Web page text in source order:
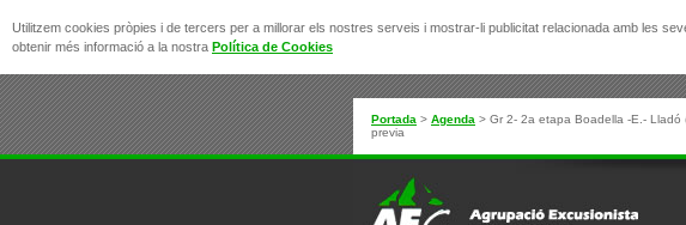
Utilitzem cookies pròpies i de tercers per a millorar els nostres serveis i mostrar-li publicitat relacionada amb les
obtenir més informació a la nostra Política de Cookies
Portada > Agenda > Gr 2- 2a etapa Boadella -E.- Lladó
previa